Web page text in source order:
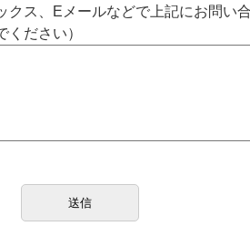
クス、Eメールなどで上記にお問い
ださい）